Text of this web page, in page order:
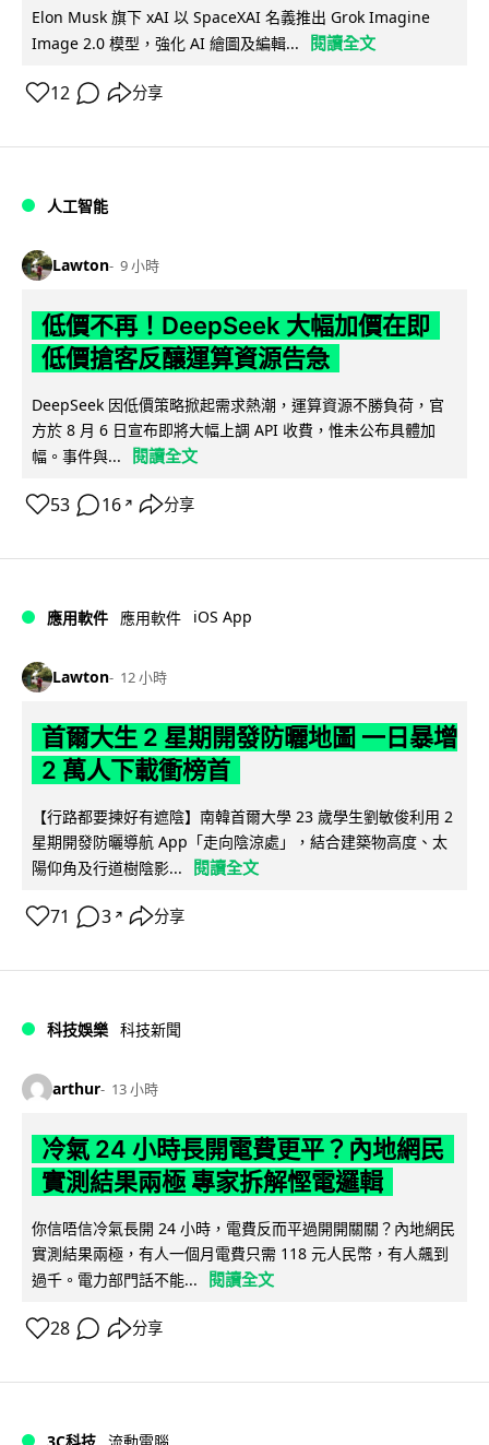
Elon Musk 旗下 xAI 以 SpaceXAI 名義推出 Grok Imagine
Image 2.0 模型，強化 AI 繪圖及編輯...
閱讀全文
12 分享
人工智能
Lawton 9 小時
低價不再！DeepSeek 大幅加價在即
低價搶客反釀運算資源告急
DeepSeek 因低價策略掀起需求熱潮，運算資源不勝負荷，官
方於 8 月 6 日宣布即將大幅上調 API 收費，惟未公布具體加
幅。事件與...
閱讀全文
53 16 ↗ 分享
應用軟件 應用軟件 iOS App
Lawton 12 小時
首爾大生 2 星期開發防曬地圖 一日暴增
2 萬人下載衝榜首
【行路都要揀好有遮陰】南韓首爾大學 23 歲學生劉敏俊利用 2
星期開發防曬導航 App「走向陰涼處」，結合建築物高度、太
陽仰角及行道樹陰影...
閱讀全文
71 3 ↗ 分享
科技娛樂 科技新聞
arthur 13 小時
冷氣 24 小時長開電費更平？內地網民
實測結果兩極 專家拆解慳電邏輯
你信唔信冷氣長開 24 小時，電費反而平過開開關關？內地網民
實測結果兩極，有人一個月電費只需 118 元人民幣，有人飆到
過千。電力部門話不能...
閱讀全文
28 分享